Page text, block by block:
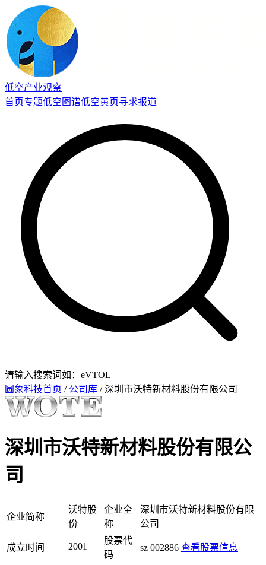
低空产业观察
首页专题低空图谱低空黄页寻求报道
请输入搜索词如：eVTOL
圆象科技首页 / 公司库 / 深圳市沃特新材料股份有限公司
深圳市沃特新材料股份有限公
司
企业简称
沃特股
份
企业全
称
深圳市沃特新材料股份有限
公司
成立时间 2001
股票代
码
sz 002886 查看股票信息